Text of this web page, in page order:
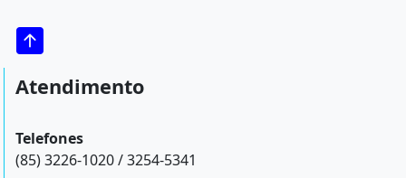
Atendimento
Telefones
(85) 3226-1020 / 3254-5341